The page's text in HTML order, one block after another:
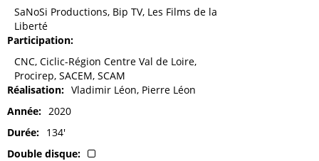
SaNoSi Productions, Bip TV, Les Films de la
Liberté
Participation
CNC, Ciclic-Région Centre Val de Loire,
Procirep, SACEM, SCAM
Réalisation
Vladimir Léon, Pierre Léon
Année
2020
Durée
134'
Double disque